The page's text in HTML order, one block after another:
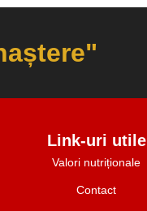
Link-uri utile
Valori nutriționale
Contact